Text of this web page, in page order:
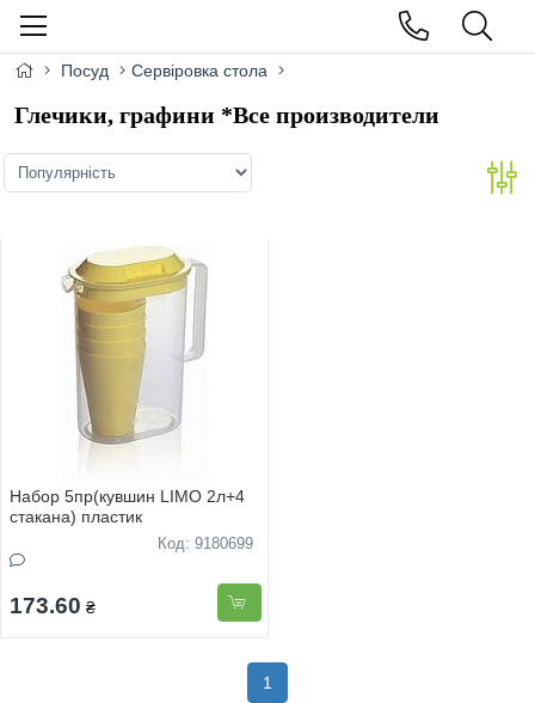
Посуд Сервіровка стола
Глечики, графини *Все производители
Набор 5пр(кувшин LIMO 2л+4
стакана) пластик
Код: 9180699
173.60 ₴
1